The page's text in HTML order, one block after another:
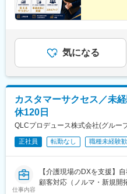
気になる
カスタマーサクセス／未
休120日
QLCプロデュース株式会社(グルー
正社員 転勤なし 職種未経験
仕事内容
【介護現場のDXを支援】
顧客対応（ノルマ・新規開